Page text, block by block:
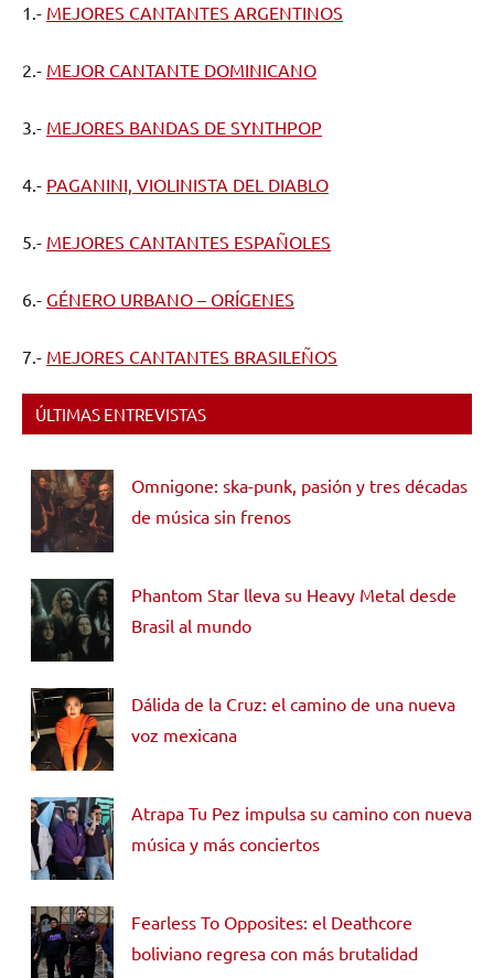
1.- MEJORES CANTANTES ARGENTINOS
2.- MEJOR CANTANTE DOMINICANO
3.- MEJORES BANDAS DE SYNTHPOP
4.- PAGANINI, VIOLINISTA DEL DIABLO
5.- MEJORES CANTANTES ESPAÑOLES
6.- GÉNERO URBANO – ORÍGENES
7.- MEJORES CANTANTES BRASILEÑOS
ÚLTIMAS ENTREVISTAS
Omnigone: ska-punk, pasión y tres décadas
de música sin frenos
Phantom Star lleva su Heavy Metal desde
Brasil al mundo
Dálida de la Cruz: el camino de una nueva
voz mexicana
Atrapa Tu Pez impulsa su camino con nueva
música y más conciertos
Fearless To Opposites: el Deathcore
boliviano regresa con más brutalidad